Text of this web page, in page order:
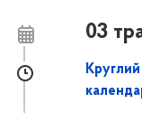
03
Круглий